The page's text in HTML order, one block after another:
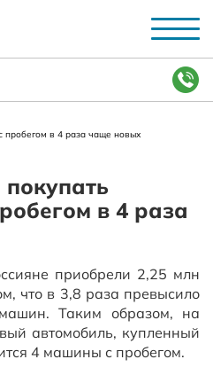
пробегом в 4 раза чаще новых
покупать
в 4 раза
приобрели 2,25 млн
что в 3,8 раза превысило
Таким образом, на
автомобиль, купленный
4 машины с пробегом.